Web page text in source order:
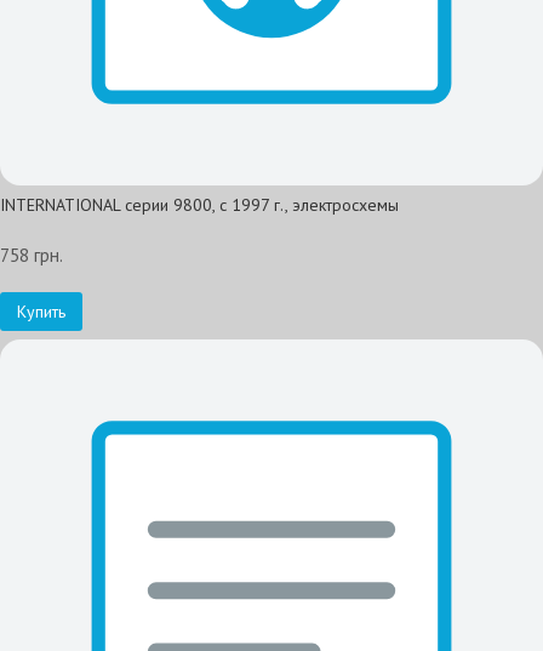
INTERNATIONAL серии 9800, с 1997 г., электросхемы
758 грн.
Купить